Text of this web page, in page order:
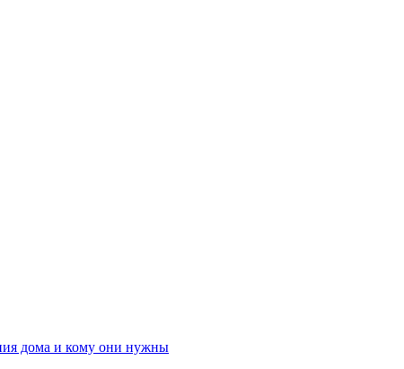
дома и кому они нужны